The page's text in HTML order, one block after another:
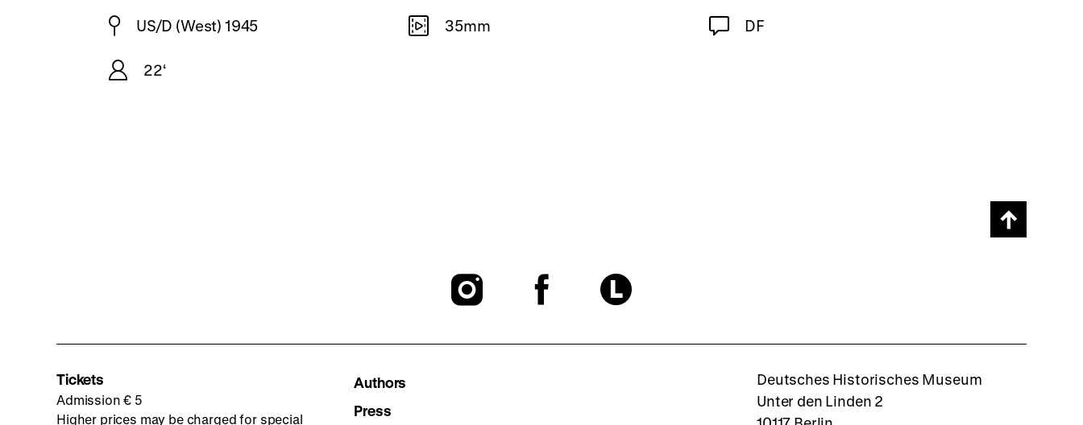
US/D (West) 1945 35mm DF
22‘
Scroll
page
To
To
To
Letterboxd
Tickets
Admission € 5
Higher prices may be charged for special
Authors
Press
Deutsches Historisches Museum
Unter den Linden 2